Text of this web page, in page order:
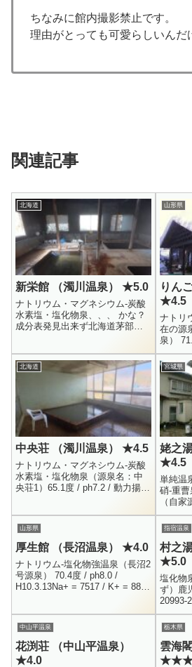
ちなみに館内撮影禁止です。
理由がとっても可愛らしいんだ
関連記事
北海道
新栄館 （濁川温泉） ★5.0
ナトリウム・マグネシウム-炭酸
水素塩・塩化物泉、、、 かな？
成分表発見出来ず北海道茅部郡
150円8:00...
山形県
りん
★4.5
ナトリ
在の源
泉）
K+ =
Ca+...
北海道
中央荘 （濁川温泉） ★4.5
ナトリウム・マグネシウム-炭酸
水素塩・塩化物泉（源泉名：中
央荘1）65.1度 / ph7.2 / 動力揚湯
宮城県
姥之
★4.5
単純温
硝-重
（自
郡鳴子
0229-
ー...
山形県
厚生館 （長沼温泉） ★4.0
ナトリウム-塩化物強温泉（長沼2
号源泉） 70.4度 / ph8.0 /
H10.3.13Na+ = 7517 / K+ = 88.2
指宿温泉
村之
★5.0
塩化物
ず）鹿
20993-
9:00 -
る共同
「村之...
中山平温泉
花渕荘 （中山平温泉）
★4.0
栃木県
雲海